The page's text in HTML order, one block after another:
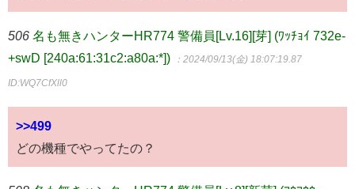
506 名も無きハンターHR774 警備員[Lv.16][芽] (ﾜｯﾁｮｲ 732e-
+swD [240a:61:31c2:a80a:*])
：2024/09/13(金) 18:07:19.87
ID:WQ7CfXll0
>>499
どの機種でやってたの？